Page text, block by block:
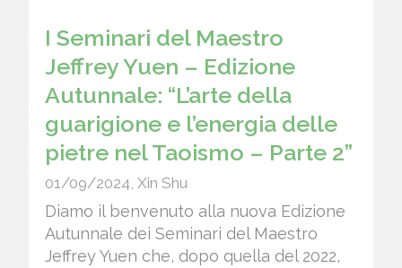
I Seminari del Maestro
Jeffrey Yuen – Edizione
Autunnale: “L’arte della
guarigione e l’energia delle
pietre nel Taoismo – Parte 2”
01/09/2024, Xin Shu
Diamo il benvenuto alla nuova Edizione
Autunnale dei Seminari del Maestro
Jeffrey Yuen che, dopo quella del 2022,